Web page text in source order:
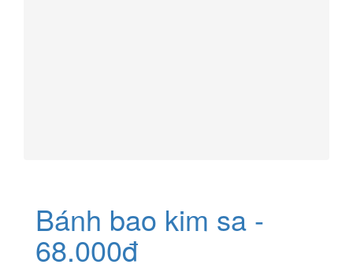
Bánh bao kim sa -
68.000đ